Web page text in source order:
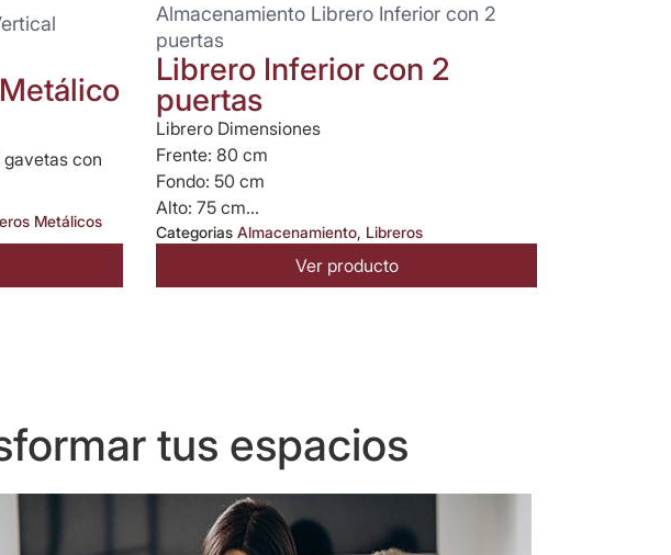
con
Metálicos
Almacenamiento Librero Inferior con 2
puertas
Librero Inferior con 2
puertas
Librero Dimensiones
Frente: 80 cm
Fondo: 50 cm
Alto: 75 cm...
Categorias Almacenamiento, Libreros
Ver producto
tus espacios